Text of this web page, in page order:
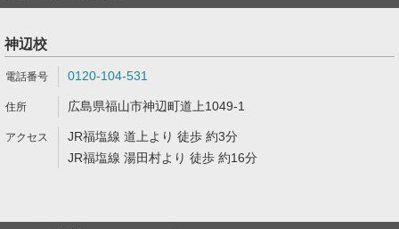
神辺校
0120-104-531
広島県福山市神辺町道上1049-1
JR福塩線 道上より 徒歩 約3分
JR福塩線 湯田村より 徒歩 約16分